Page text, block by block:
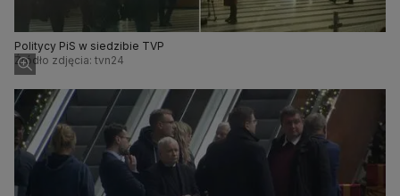
Politycy PiS w siedzibie TVP
Źródło zdjęcia: tvn24